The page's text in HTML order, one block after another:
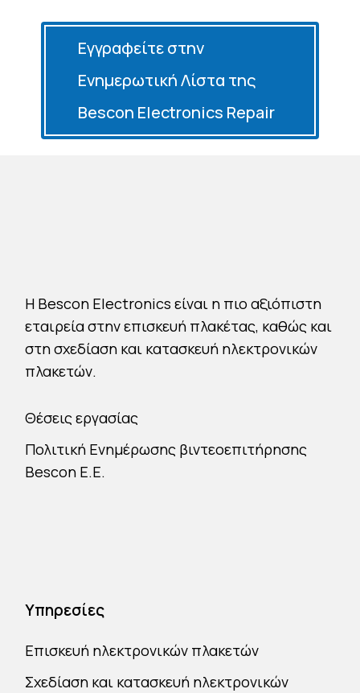
Εγγραφείτε στην
Ενημερωτική Λίστα της
Bescon Electronics Repair
H Bescon Electronics είναι η πιο αξιόπιστη
εταιρεία στην επισκευή πλακέτας, καθώς και
στη σχεδίαση και κατασκευή ηλεκτρονικών
πλακετών.
Θέσεις εργασίας
Πολιτική Ενημέρωσης βιντεοεπιτήρησης
Bescon E.E.
Υπηρεσίες
Επισκευή ηλεκτρονικών πλακετών
Σχεδίαση και κατασκευή ηλεκτρονικών